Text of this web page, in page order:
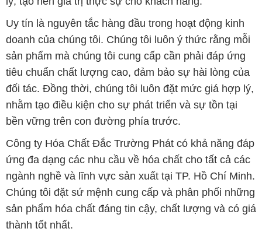
Uy tín là nguyên tắc hàng đầu trong hoạt động kinh
doanh của chúng tôi. Chúng tôi luôn ý thức rằng mỗi
sản phẩm mà chúng tôi cung cấp cần phải đáp ứng
tiêu chuẩn chất lượng cao, đảm bảo sự hài lòng của
đối tác. Đồng thời, chúng tôi luôn đặt mức giá hợp lý,
nhằm tạo điều kiện cho sự phát triển và sự tồn tại
bền vững trên con đường phía trước.
Công ty Hóa Chất Đắc Trường Phát có khả năng đáp
ứng đa dạng các nhu cầu về hóa chất cho tất cả các
ngành nghề và lĩnh vực sản xuất tại TP. Hồ Chí Minh.
Chúng tôi đặt sứ mệnh cung cấp và phân phối những
sản phẩm hóa chất đáng tin cậy, chất lượng và có giá
thành tốt nhất.